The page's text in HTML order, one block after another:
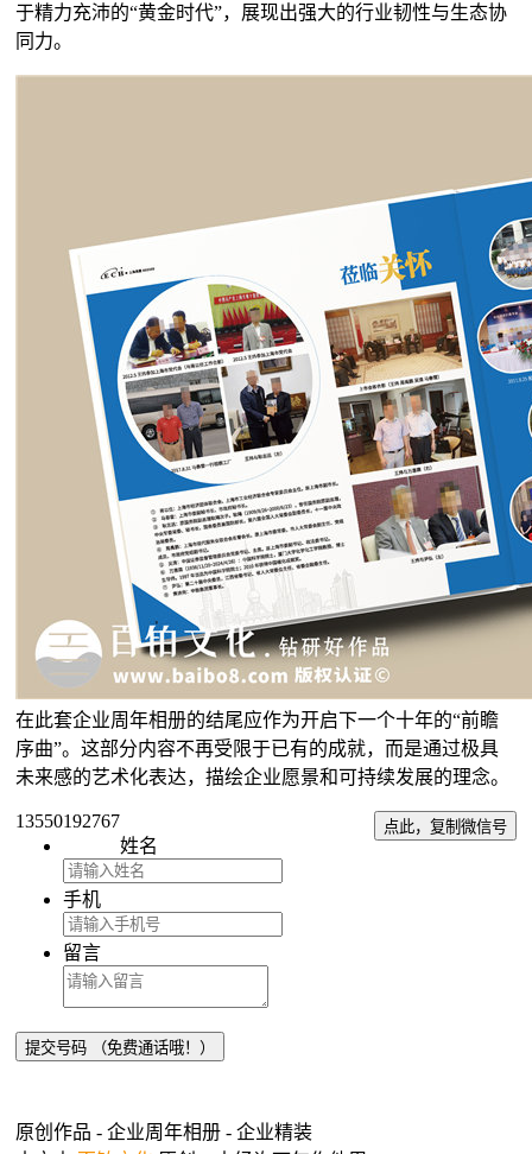
于精力充沛的“黄金时代”，展现出强大的行业韧性与生态协
同力。
在此套企业周年相册的结尾应作为开启下一个十年的“前瞻
序曲”。这部分内容不再受限于已有的成就，而是通过极具
未来感的艺术化表达，描绘企业愿景和可持续发展的理念。
13550192767 点此，复制微信号
姓名
手机
留言
原创作品 - 企业周年相册 - 企业精装